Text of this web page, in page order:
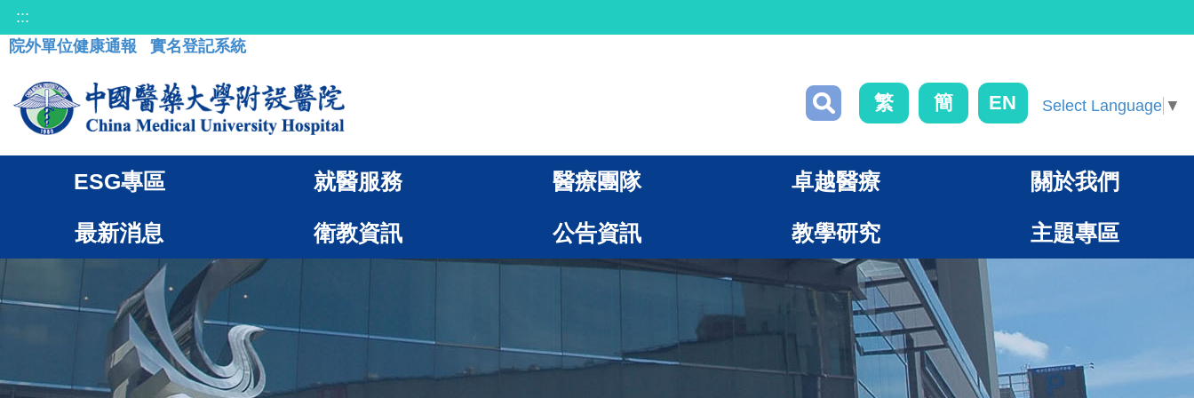
:::
院外單位健康通報
實名登記系統
繁 簡 EN Select Language ▼
ESG專區 就醫服務 醫療團隊 卓越醫療 關於我們
最新消息 衛教資訊 公告資訊 教學研究 主題專區